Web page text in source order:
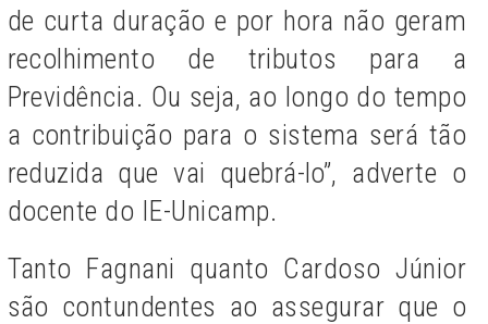
de curta duração e por hora não geram
recolhimento de tributos para a
Previdência. Ou seja, ao longo do tempo
a contribuição para o sistema será tão
reduzida que vai quebrá-lo”, adverte o
docente do IE-Unicamp.
Tanto Fagnani quanto Cardoso Júnior
são contundentes ao assegurar que o